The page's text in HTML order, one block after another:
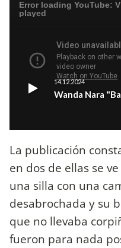
La publicación
en dos de ellas se ve
una silla con una
desabrochada y su
que no llevaba
fueron para nada